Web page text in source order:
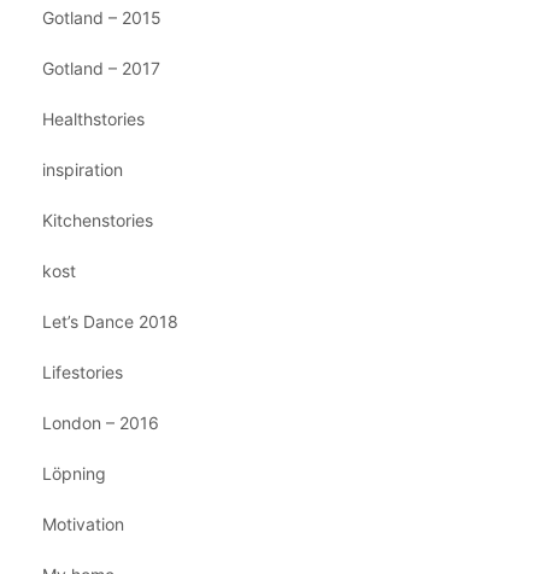
Gotland – 2015
Gotland – 2017
Healthstories
inspiration
Kitchenstories
kost
Let’s Dance 2018
Lifestories
London – 2016
Löpning
Motivation